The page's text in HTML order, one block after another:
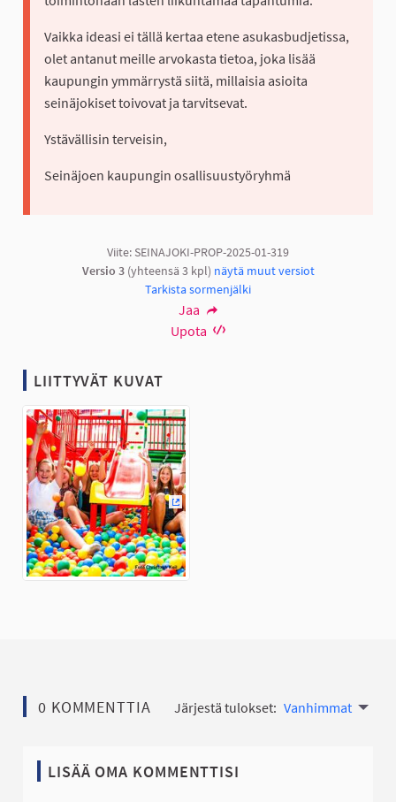
Vaikka ideasi ei tällä kertaa etene asukasbudjetissa,
olet antanut meille arvokasta tietoa, joka lisää
kaupungin ymmärrystä siitä, millaisia asioita
seinäjokiset toivovat ja tarvitsevat.
Ystävällisin terveisin,
Seinäjoen kaupungin osallisuustyöryhmä
Viite: SEINAJOKI-PROP-2025-01-319
Versio 3(yhteensä 3 kpl) näytä muut versiot
Tarkista sormenjälki
Jaa
Upota
LIITTYVÄT KUVAT
(Ulkoinen linkki)
0 KOMMENTTIA Järjestä tulokset: Vanhimmat
LISÄÄ OMA KOMMENTTISI